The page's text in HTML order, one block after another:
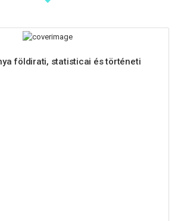
földirati, statisticai és történeti